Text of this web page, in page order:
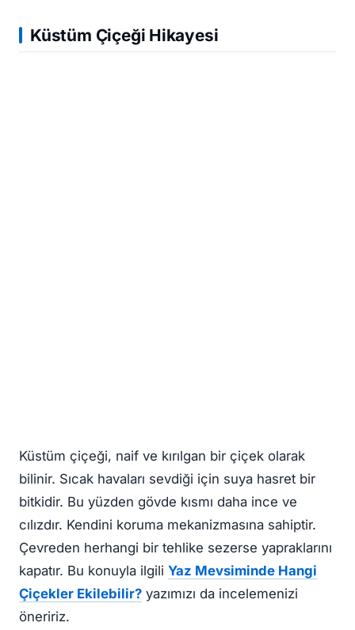
Küstüm Çiçeği Hikayesi
Küstüm çiçeği, naif ve kırılgan bir çiçek olarak
bilinir. Sıcak havaları sevdiği için suya hasret bir
bitkidir. Bu yüzden gövde kısmı daha ince ve
cılızdır. Kendini koruma mekanizmasına sahiptir.
Çevreden herhangi bir tehlike sezerse yapraklarını
kapatır. Bu konuyla ilgili Yaz Mevsiminde Hangi
Çiçekler Ekilebilir? yazımızı da incelemenizi
öneririz.